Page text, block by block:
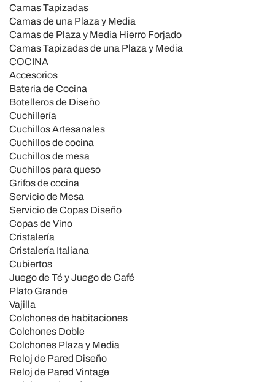
Camas Tapizadas
Camas de una Plaza y Media
Camas de Plaza y Media Hierro Forjado
Camas Tapizadas de una Plaza y Media
COCINA
Accesorios
Bateria de Cocina
Botelleros de Diseño
Cuchillería
Cuchillos Artesanales
Cuchillos de cocina
Cuchillos de mesa
Cuchillos para queso
Grifos de cocina
Servicio de Mesa
Servicio de Copas Diseño
Copas de Vino
Cristalería
Cristalería Italiana
Cubiertos
Juego de Té y Juego de Café
Plato Grande
Vajilla
Colchones de habitaciones
Colchones Doble
Colchones Plaza y Media
Reloj de Pared Diseño
Reloj de Pared Vintage